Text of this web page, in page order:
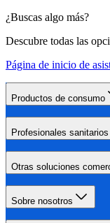
¿Buscas algo más?
Descubre todas las
Página de inicio de
Productos de consumo
Profesionales sanitarios
Otras soluciones
Sobre nosotros